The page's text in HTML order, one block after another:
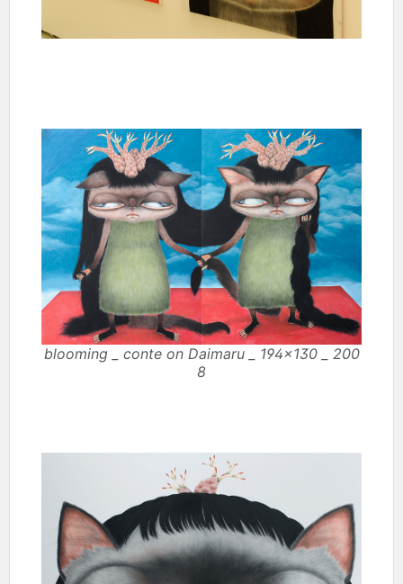
blooming _ conte on Daimaru _ 194×130 _ 200
8